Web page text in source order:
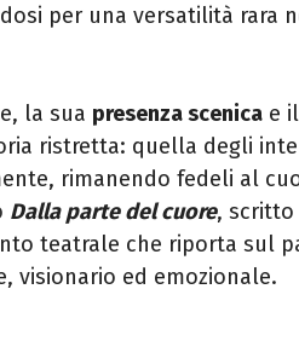
per una versatilità rara
la sua presenza scenica e
ristretta: quella degli
rimanendo fedeli al
Dalla parte del cuore, scritto
teatrale che riporta sul
visionario ed emozionale.